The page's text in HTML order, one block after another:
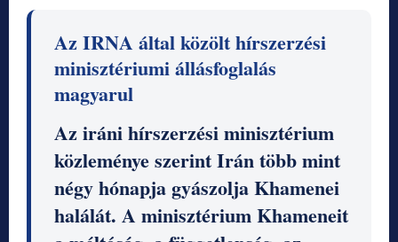
Az IRNA által közölt hírszerzési
minisztériumi állásfoglalás
magyarul
Az iráni hírszerzési minisztérium
közleménye szerint Irán több mint
négy hónapja gyászolja Khamenei
halálát. A minisztérium Khameneit